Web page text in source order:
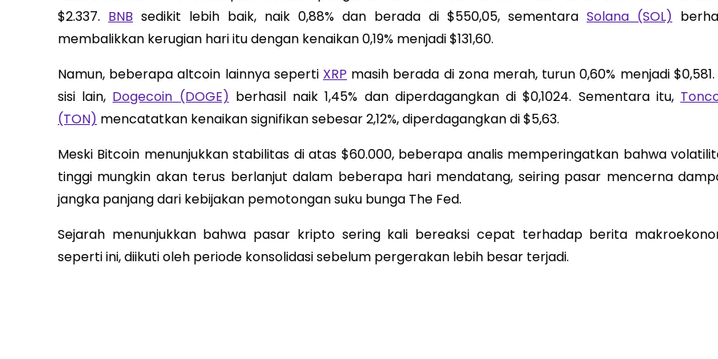
$2.337. BNB sedikit lebih baik, naik 0,88% dan berada di $550,05, sementara Solana (SOL)
membalikkan kerugian hari itu dengan kenaikan 0,19% menjadi $131,60.
Namun, beberapa altcoin lainnya seperti XRP masih berada di zona merah, turun 0,60% menjadi $0,581.
sisi lain, Dogecoin (DOGE) berhasil naik 1,45% dan diperdagangkan di $0,1024. Sementara itu,
(TON) mencatatkan kenaikan signifikan sebesar 2,12%, diperdagangkan di $5,63.
Meski Bitcoin menunjukkan stabilitas di atas $60.000, beberapa analis memperingatkan bahwa
tinggi mungkin akan terus berlanjut dalam beberapa hari mendatang, seiring pasar mencerna
jangka panjang dari kebijakan pemotongan suku bunga The Fed.
Sejarah menunjukkan bahwa pasar kripto sering kali bereaksi cepat terhadap berita
seperti ini, diikuti oleh periode konsolidasi sebelum pergerakan lebih besar terjadi.